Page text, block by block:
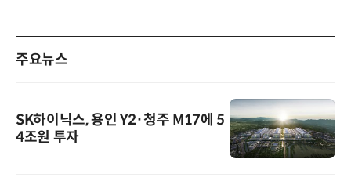
주요뉴스
SK하이닉스, 용인 Y2·청주 M17에 5
4조원 투자